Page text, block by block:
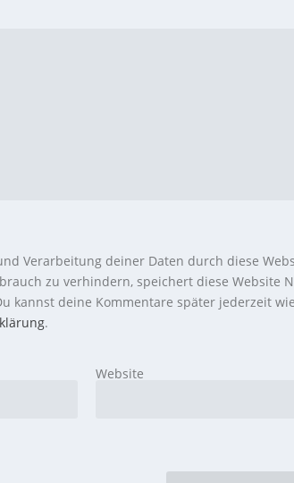
Verarbeitung deiner Daten durch diese
zu verhindern, speichert diese Website
kannst deine Kommentare später jederzeit
.
Website